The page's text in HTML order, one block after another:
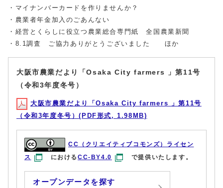
・マイナンバーカードを作りませんか？
・農業者年金加入のごあんない
・経営とくらしに役立つ農業総合専門紙 全国農業新聞
・8.1調査 ご協力ありがとうございました ほか
大阪市農業だより「Osaka City farmers 」第11号
（令和3年度冬号）
大阪市農業だより「Osaka City farmers 」第11号
（令和3年度冬号）(PDF形式, 1.98MB)
CC（クリエイティブコモンズ）ライセン
ス
におけるCC-BY4.0 で提供いたします。
オープンデータを探す